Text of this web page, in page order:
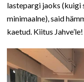
lastepargi jaoks (kuigi
minimaalne), said
kaetud. Kiitus Jahve’le!